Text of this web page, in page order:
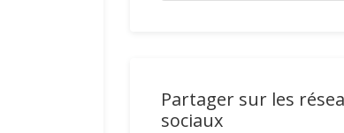
Partager sur les
sociaux